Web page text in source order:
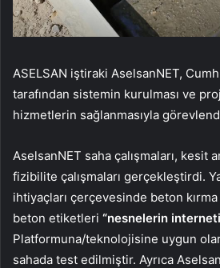
ASELSAN iştiraki AselsanNET,
tarafından sistemin kurulması ve
hizmetlerin sağlanmasıyla
AselsanNET saha çalışmaları, kesit
fizibilite çalışmaları gerçekleştirdi.
ihtiyaçları çerçevesinde beton
beton etiketleri “nesnelerin
Platformuna/teknolojisine uygun
sahada test edilmiştir. Ayrıca